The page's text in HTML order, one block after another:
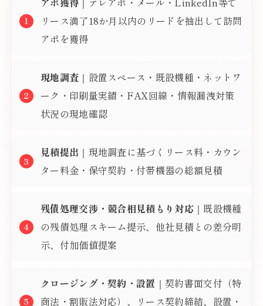
リース満了18か月以内のリードを抽出して訪問
アポを獲得
現地調査 ｜設置スペース・既設機種・ネットワ
ーク・印刷量実績・FAX回線・情報漏洩対策
状況の現地確認
見積提出 ｜現地調査に基づくリース料・カウン
ター料金・保守契約・付帯機器の総額見積
残債処理交渉・競合相見積もり対応｜既設機種
の残債処理スキーム提示、他社見積との差分明
示、付加価値提案
クロージング・契約・設置 ｜契約書面交付（特
商法・割販法対応）、リース契約締結、設置・